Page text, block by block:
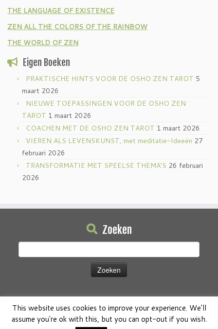
THE LANGUAGE OF EXISTENCE
ZEN ALL THE COLORS OF THE RAINBOW
THE WORLD OF ZEN
Eigen Boeken
PRAKTISCHE HINTS VOOR DE OSHO ZEN TAROT 5
maart 2026
NIEUWE TOEPASSINGEN VOOR DE OSHO ZEN
TAROT 1 maart 2026
COACHEN MET DE OSHO ZEN TAROT 1 maart 2026
VIEREN ALS LEVENSKUNST, met meditatie-Ideeën 27
februari 2026
TRANSFORMATIE MET SPEELSE THEMA’S 26 februari
2026
Zoeken
© 2026 Osho Boeken Besproken Aangeboden door
This website uses cookies to improve your experience. We'll
assume you're ok with this, but you can opt-out if you wish.